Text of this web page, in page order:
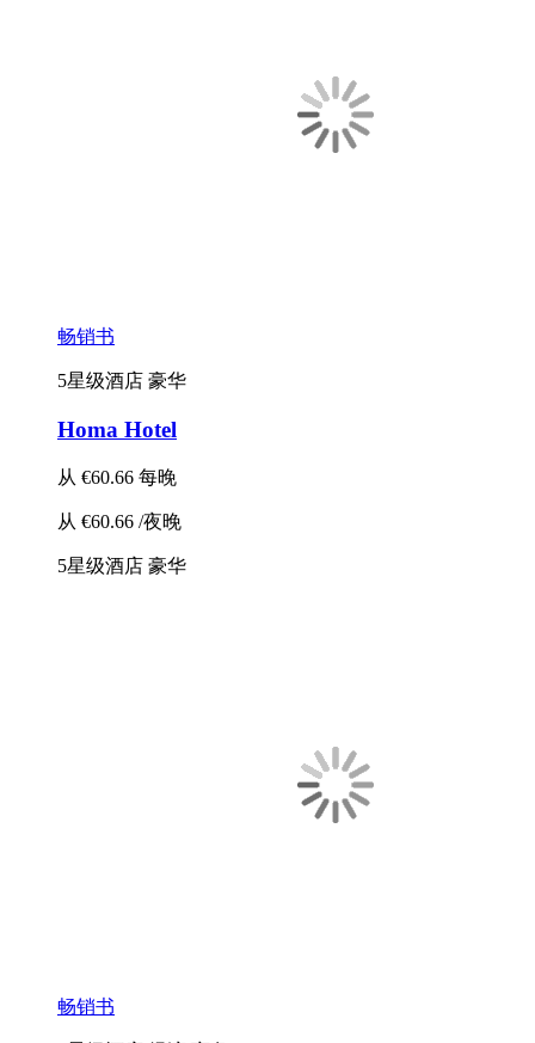
畅销书
5星级酒店 豪华
Homa Hotel
从 €60.66 每晚
从 €60.66 /夜晚
5星级酒店 豪华
畅销书